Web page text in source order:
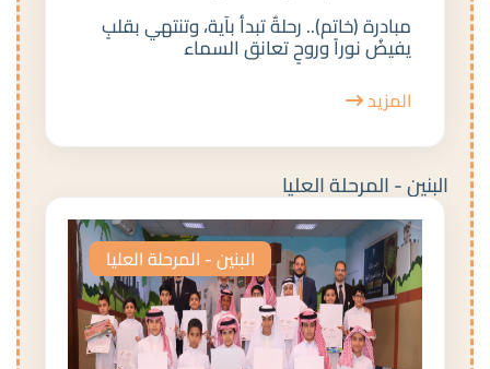
مبادرة (خاتم).. رحلةٌ تبدأ بآية، وتنتهي بقلبٍ
يفيضُ نوراً وروحٍ تعانق السماء
المزيد
البنين - المرحلة العليا
البنين - المرحلة العليا